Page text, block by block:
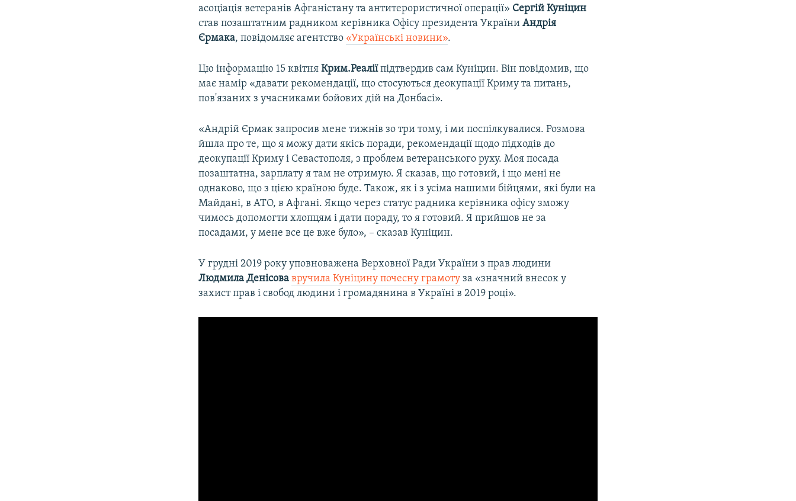
асоціація ветеранів Афганістану та антитерористичної операції» Сергій Куніцин
став позаштатним радником керівника Офісу президента УкраїниАндрія
Єрмака, повідомляє агентство «Українські новини».
Цю інформацію 15 квітняКрим.Реаліїпідтвердив сам Куніцин. Він повідомив, що
має намір «давати рекомендації, що стосуються деокупації Криму та питань,
пов'язаних з учасниками бойових дій на Донбасі».
«Андрій Єрмак запросив мене тижнів зо три тому, і ми поспілкувалися. Розмова
йшла про те, що я можу дати якісь поради, рекомендації щодо підходів до
деокупації Криму і Севастополя, з проблем ветеранського руху. Моя посада
позаштатна, зарплату я там не отримую. Я сказав, що готовий, і що мені не
однаково, що з цією країною буде. Також, як і з усіма нашими бійцями, які були на
Майдані, в АТО, в Афгані. Якщо через статус радника керівника офісу зможу
чимось допомогти хлопцям і дати пораду, то я готовий. Я прийшов не за
посадами, у мене все це вже було», – сказав Куніцин.
У грудні 2019 року уповноважена Верховної Ради України з прав людини
Людмила Денісова вручила Куніцину почесну грамоту за «значний внесок у
захист прав і свобод людини і громадянина в Україні в 2019 році».